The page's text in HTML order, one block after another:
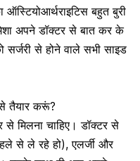
बहुत बुरी
अपने डॉक्टर से बात कर के
से होने वाले सभी साइड
तैयार करूं?
मिलना चाहिए। डॉक्टर से
से ले रहे हो), एलर्जी और